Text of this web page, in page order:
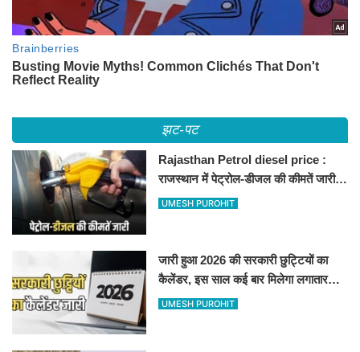
झट-पट
Rajasthan Petrol diesel price :
राजस्थान में पेट्रोल-डीजल की कीमतें जारी,
जानिए बीकानेर समेत पुरे प्रदेश में नए रेट
UMESH PUROHIT
जारी हुआ 2026 की सरकारी छुट्टियों का
कैलेंडर, इस साल कई बार मिलेगा लगातार
अवकाश, देखें
UMESH PUROHIT